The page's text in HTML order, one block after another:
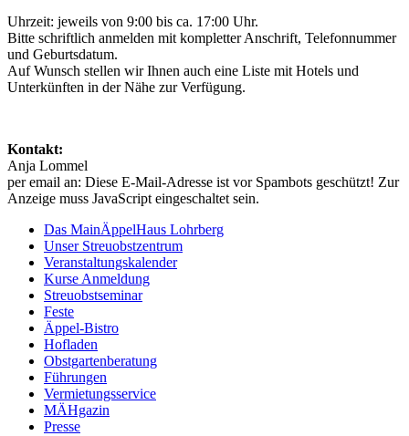
Uhrzeit: jeweils von 9:00 bis ca. 17:00 Uhr.
Bitte schriftlich anmelden mit kompletter Anschrift, Telefonnummer
und Geburtsdatum.
Auf Wunsch stellen wir Ihnen auch eine Liste mit Hotels und
Unterkünften in der Nähe zur Verfügung.
Kontakt:
Anja Lommel
per email an: Diese E-Mail-Adresse ist vor Spambots geschützt! Zur
Anzeige muss JavaScript eingeschaltet sein.
Das MainÄppelHaus Lohrberg
Unser Streuobstzentrum
Veranstaltungskalender
Kurse Anmeldung
Streuobstseminar
Feste
Äppel-Bistro
Hofladen
Obstgartenberatung
Führungen
Vermietungsservice
MÄHgazin
Presse